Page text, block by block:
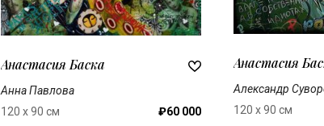
Анастасия Баска
Анна Павлова
120 x 90 см
₽60 000
Анастасия
Александр
120 x 90 см